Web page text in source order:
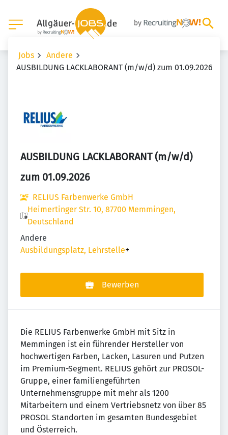
Jobs
Andere
AUSBILDUNG LACKLABORANT (m/w/d) zum 01.09.2026
AUSBILDUNG LACKLABORANT (m/w/d)
zum 01.09.2026
RELIUS Farbenwerke GmbH
Heimertinger Str. 10, 87700 Memmingen,
Deutschland
Andere
Ausbildungsplatz, Lehrstelle+
Bewerben
Die RELIUS Farbenwerke GmbH mit Sitz in
Memmingen ist ein führender Hersteller von
hochwertigen Farben, Lacken, Lasuren und Putzen
im Premium-Segment. RELIUS gehört zur PROSOL-
Gruppe, einer familiengeführten
Unternehmensgruppe mit mehr als 1200
Mitarbeitern und einem Vertriebsnetz von über 85
PROSOL Standorten im gesamten Bundesgebiet
und Österreich.